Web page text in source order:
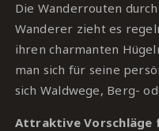
Die Wanderrouten
Wanderer zieht es
ihren charmanten
man sich für seine
sich Waldwege, Berg-
Attraktive Vorschläge